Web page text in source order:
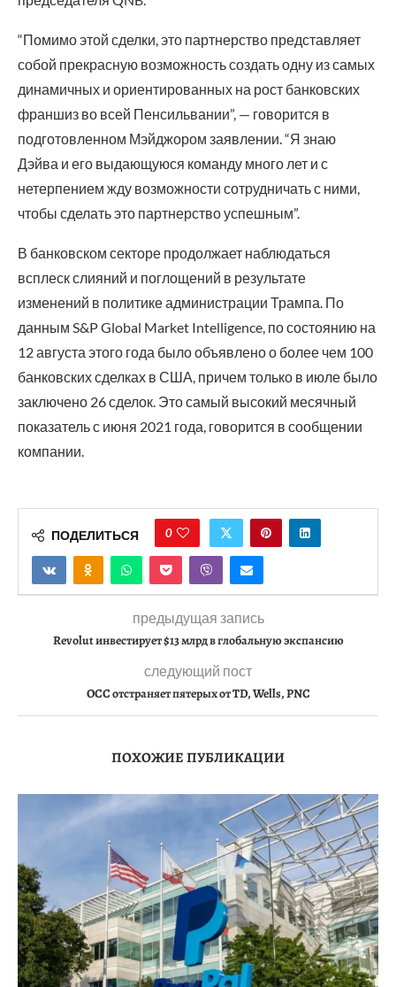
“Помимо этой сделки, это партнерство представляет
собой прекрасную возможность создать одну из самых
динамичных и ориентированных на рост банковских
франшиз во всей Пенсильвании”, — говорится в
подготовленном Мэйджором заявлении. “Я знаю
Дэйва и его выдающуюся команду много лет и с
нетерпением жду возможности сотрудничать с ними,
чтобы сделать это партнерство успешным”.
В банковском секторе продолжает наблюдаться
всплеск слияний и поглощений в результате
изменений в политике администрации Трампа. По
данным S&P Global Market Intelligence, по состоянию на
12 августа этого года было объявлено о более чем 100
банковских сделках в США, причем только в июле было
заключено 26 сделок. Это самый высокий месячный
показатель с июня 2021 года, говорится в сообщении
компании.
ПОДЕЛИТЬСЯ 0
предыдущая запись
Revolut инвестирует $13 млрд в глобальную экспансию
следующий пост
OCC отстраняет пятерых от TD, Wells, PNC
ПОХОЖИЕ ПУБЛИКАЦИИ